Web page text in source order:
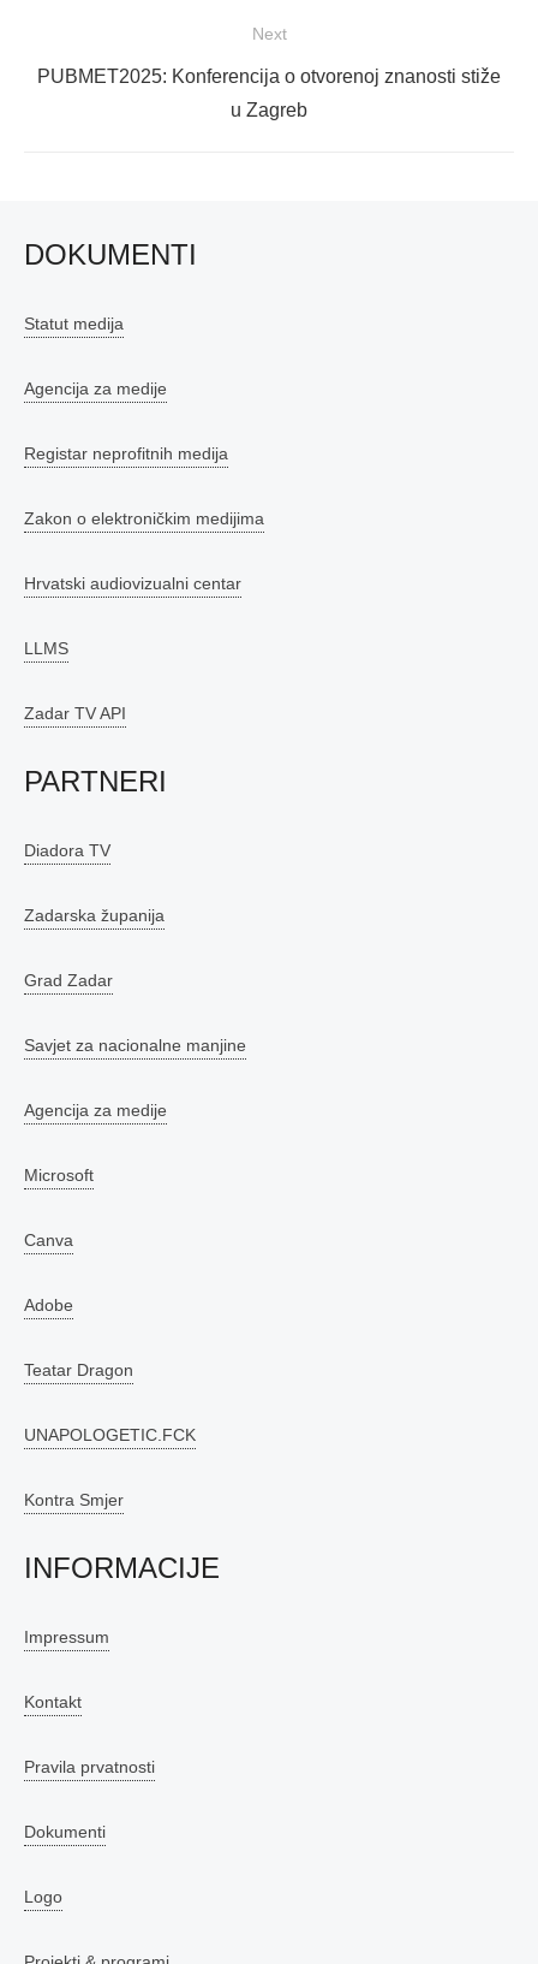
Next
Next
PUBMET2025: Konferencija o otvorenoj znanosti stiže
u Zagreb
DOKUMENTI
Statut medija
Agencija za medije
Registar neprofitnih medija
Zakon o elektroničkim medijima
Hrvatski audiovizualni centar
LLMS
Zadar TV API
PARTNERI
Diadora TV
Zadarska županija
Grad Zadar
Savjet za nacionalne manjine
Agencija za medije
Microsoft
Canva
Adobe
Teatar Dragon
UNAPOLOGETIC.FCK
Kontra Smjer
INFORMACIJE
Impressum
Kontakt
Pravila prvatnosti
Dokumenti
Logo